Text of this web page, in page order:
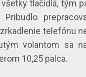
tlačidlá, tým
Pribudlo
telefónu
volantom sa
10,25 palca.